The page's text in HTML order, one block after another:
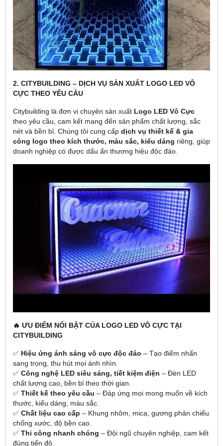
2. CITYBUILDING – DỊCH VỤ SẢN XUẤT LOGO LED VÔ
CỰC THEO YÊU CẦU
Citybuilding là đơn vị chuyên sản xuất Logo LED Vô Cực
theo yêu cầu, cam kết mang đến sản phẩm chất lượng, sắc
nét và bền bỉ. Chúng tôi cung cấp dịch vụ thiết kế & gia
công logo theo kích thước, màu sắc, kiểu dáng riêng, giúp
doanh nghiệp có được dấu ấn thương hiệu độc đáo.
🔥 ƯU ĐIỂM NỔI BẬT CỦA LOGO LED VÔ CỰC TẠI
CITYBUILDING
✅ Hiệu ứng ánh sáng vô cực độc đáo – Tạo điểm nhấn
sang trọng, thu hút mọi ánh nhìn.
✅ Công nghệ LED siêu sáng, tiết kiệm điện – Đèn LED
chất lượng cao, bền bỉ theo thời gian.
✅ Thiết kế theo yêu cầu – Đáp ứng mọi mong muốn về kích
thước, kiểu dáng, màu sắc.
✅ Chất liệu cao cấp – Khung nhôm, mica, gương phản chiếu
chống xước, độ bền cao.
✅ Thi công nhanh chóng – Đội ngũ chuyên nghiệp, cam kết
đúng tiến độ.